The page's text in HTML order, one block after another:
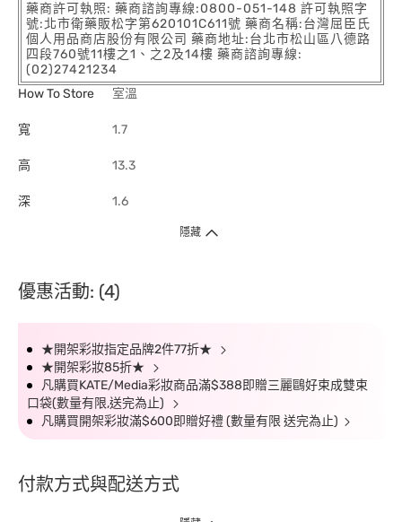
藥商許可執照: 藥商諮詢專線:0800-051-148 許可執照字
號:北市衛藥販松字第620101C611號 藥商名稱:台灣屈臣氏
個人用品商店股份有限公司 藥商地址:台北市松山區八德路
四段760號11樓之1、之2及14樓 藥商諮詢專線:
(02)27421234
How To Store
室溫
寬 1.7
高 13.3
深 1.6
隱藏
優惠活動: (4)
★開架彩妝指定品牌2件77折★
★開架彩妝85折★
凡購買KATE/Media彩妝商品滿$388即贈三麗鷗好束成雙束
口袋(數量有限,送完為止)
凡購買開架彩妝滿$600即贈好禮 (數量有限 送完為止)
付款方式與配送方式